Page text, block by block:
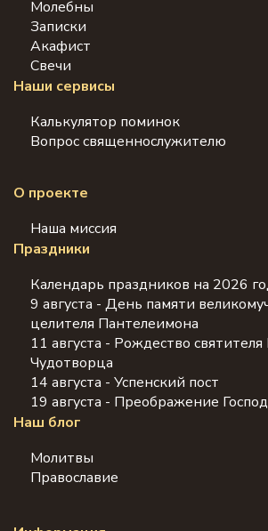
Молебны
Записки
Акафист
Свечи
Наши сервисы
Калькулятор поминок
Вопрос священнослужителю
О проекте
Наша миссия
Праздники
Календарь праздников на 2026
9 августа - День памяти
целителя Пантелеимона
11 августа - Рождество
Чудотворца
14 августа - Успенский пост
19 августа - Преображение
Наш блог
Молитвы
Православие